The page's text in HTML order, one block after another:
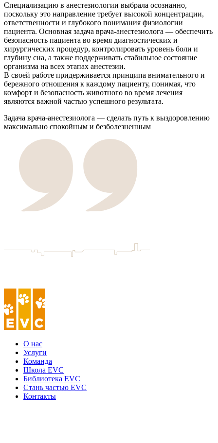
Специализацию в анестезиологии выбрала осознанно,
поскольку это направление требует высокой концентрации,
ответственности и глубокого понимания физиологии
пациента. Основная задача врача-анестезиолога — обеспечить
безопасность пациента во время диагностических и
хирургических процедур, контролировать уровень боли и
глубину сна, а также поддерживать стабильное состояние
организма на всех этапах анестезии.
В своей работе придерживается принципа внимательного и
бережного отношения к каждому пациенту, понимая, что
комфорт и безопасность животного во время лечения
являются важной частью успешного результата.
Задача врача-анестезиолога — сделать путь к выздоровлению
максимально спокойным и безболезненным
О нас
Услуги
Команда
Школа EVC
Библиотека EVC
Стань частью EVC
Контакты